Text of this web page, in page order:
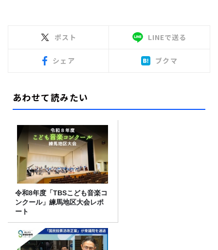
ポスト LINEで送る
シェア ブクマ
あわせて読みたい
令和8年度「TBSこども音楽コ
ンクール」練馬地区大会レポ
ート